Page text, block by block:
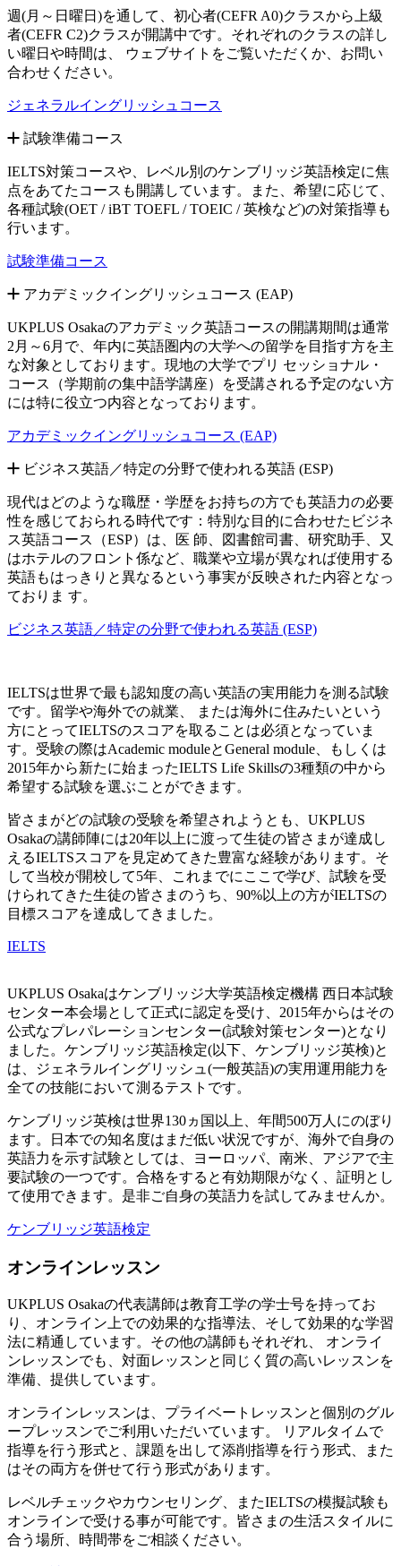
週(月～日曜日)を通して、初心者(CEFR A0)クラスから上級
者(CEFR C2)クラスが開講中です。それぞれのクラスの詳し
い曜日や時間は、 ウェブサイトをご覧いただくか、お問い
合わせください。
ジェネラルイングリッシュコース
試験準備コース
IELTS対策コースや、レベル別のケンブリッジ英語検定に焦
点をあてたコースも開講しています。また、希望に応じて、
各種試験(OET / iBT TOEFL / TOEIC / 英検など)の対策指導も
行います。
試験準備コース
アカデミックイングリッシュコース (EAP)
UKPLUS Osakaのアカデミック英語コースの開講期間は通常
2月～6月で、年内に英語圏内の大学への留学を目指す方を主
な対象としております。現地の大学でプリ セッショナル・
コース（学期前の集中語学講座）を受講される予定のない方
には特に役立つ内容となっております。
アカデミックイングリッシュコース (EAP)
ビジネス英語／特定の分野で使われる英語 (ESP)
現代はどのような職歴・学歴をお持ちの方でも英語力の必要
性を感じておられる時代です：特別な目的に合わせたビジネ
ス英語コース（ESP）は、医 師、図書館司書、研究助手、又
はホテルのフロント係など、職業や立場が異なれば使用する
英語もはっきりと異なるという事実が反映された内容となっ
ておりま す。
ビジネス英語／特定の分野で使われる英語 (ESP)
IELTSは世界で最も認知度の高い英語の実用能力を測る試験
です。留学や海外での就業、 または海外に住みたいという
方にとってIELTSのスコアを取ることは必須となっていま
す。受験の際はAcademic moduleとGeneral module、もしくは
2015年から新たに始まったIELTS Life Skillsの3種類の中から
希望する試験を選ぶことができます。
皆さまがどの試験の受験を希望されようとも、UKPLUS
Osakaの講師陣には20年以上に渡って生徒の皆さまが達成し
えるIELTSスコアを見定めてきた豊富な経験があります。そ
して当校が開校して5年、これまでにここで学び、試験を受
けられてきた生徒の皆さまのうち、90%以上の方がIELTSの
目標スコアを達成してきました。
IELTS
UKPLUS Osakaはケンブリッジ大学英語検定機構 西日本試験
センター本会場として正式に認定を受け、2015年からはその
公式なプレパレーションセンター(試験対策センター)となり
ました。ケンブリッジ英語検定(以下、ケンブリッジ英検)と
は、ジェネラルイングリッシュ(一般英語)の実用運用能力を
全ての技能において測るテストです。
ケンブリッジ英検は世界130ヵ国以上、年間500万人にのぼり
ます。日本での知名度はまだ低い状況ですが、海外で自身の
英語力を示す試験としては、ヨーロッパ、南米、アジアで主
要試験の一つです。合格をすると有効期限がなく、証明とし
て使用できます。是非ご自身の英語力を試してみませんか。
ケンブリッジ英語検定
オンラインレッスン
UKPLUS Osakaの代表講師は教育工学の学士号を持ってお
り、オンライン上での効果的な指導法、そして効果的な学習
法に精通しています。その他の講師もそれぞれ、 オンライ
ンレッスンでも、対面レッスンと同じく質の高いレッスンを
準備、提供しています。
オンラインレッスンは、プライベートレッスンと個別のグル
ープレッスンでご利用いただいています。 リアルタイムで
指導を行う形式と、課題を出して添削指導を行う形式、また
はその両方を併せて行う形式があります。
レベルチェックやカウンセリング、またIELTSの模擬試験も
オンラインで受ける事が可能です。皆さまの生活スタイルに
合う場所、時間帯をご相談ください。